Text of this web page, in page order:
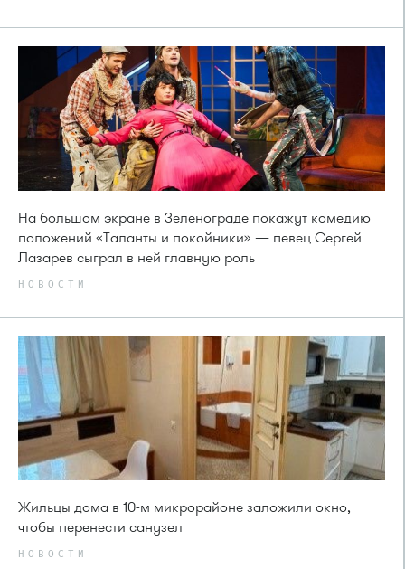
На большом экране в Зеленограде покажут комедию
положений «Таланты и покойники» — певец Сергей
Лазарев сыграл в ней главную роль
НОВОСТИ
Жильцы дома в 10-м микрорайоне заложили окно,
чтобы перенести санузел
НОВОСТИ